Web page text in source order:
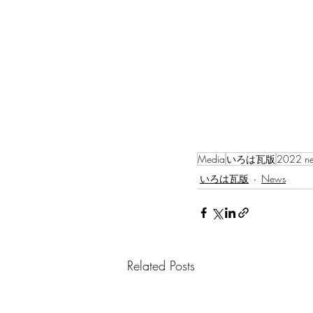
Media いろは瓦版 2022
いろは瓦版
News
Related Posts